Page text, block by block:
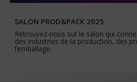
SALON PROD&PACK 2025
Retrouvez-nous sur le salon qui
des industries de la production, des
l’emballage.